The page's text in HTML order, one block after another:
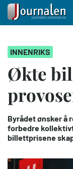
hovedinnhold
INNENRIKS
Økte
Byrådet ønsker å
forbedre
billettprisene